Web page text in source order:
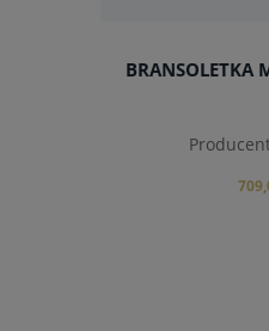
BRANSOLETKA